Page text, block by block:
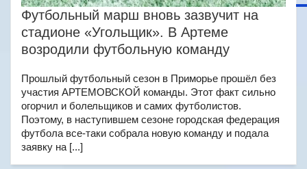
Футбольный марш вновь зазвучит на
стадионе «Угольщик». В Артеме
возродили футбольную команду
Прошлый футбольный сезон в Приморье прошёл без
участия АРТЕМОВСКОЙ команды. Этот факт сильно
огорчил и болельщиков и самих футболистов.
Поэтому, в наступившем сезоне городская федерация
футбола все-таки собрала новую команду и подала
заявку на [...]